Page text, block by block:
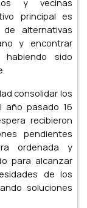
y vecinas
principal es
alternativas
y encontrar
habiendo sido
consolidar los
año pasado 16
recibieron
pendientes
ordenada y
para alcanzar
de los
soluciones